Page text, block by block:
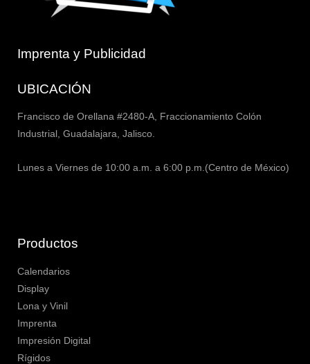
Imprenta y Publicidad
UBICACIÓN
Francisco de Orellana #2480-A, Fraccionamiento Colón
Industrial, Guadalajara, Jalisco.
Lunes a Viernes de 10:00 a.m. a 6:00 p.m.(Centro de México)
Productos
Calendarios
Display
Lona y Vinil
Imprenta
Impresión Digital
Rígidos